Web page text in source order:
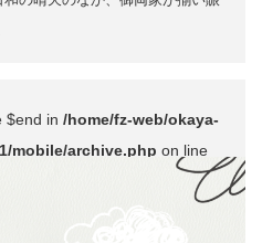
$end in /home/fz-web/okaya-
mobile/archive.php on line